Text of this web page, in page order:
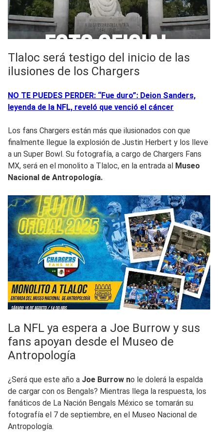
Tlaloc será testigo del inicio de las
ilusiones de los Chargers
NO TE PUEDES PERDER: “Fue duro”: Deion Sanders,
leyenda de la NFL, reveló que venció el cáncer
Los fans Chargers están más que ilusionados con que
finalmente llegue la explosión de Justin Herbert y los lleve
a un Super Bowl. Su fotografía, a cargo de Chargers Fans
MX, será en el monolito a Tlaloc, en la entrada al Museo
Nacional de Antropología.
La NFL ya espera a Joe Burrow y sus
fans apoyan desde el Museo de
Antropología
¿Será que este año a Joe Burrow no le dolerá la espalda
de cargar con os Bengals? Mientras llega la respuesta, los
fanáticos de La Nación Bengals México se tomarán su
fotografía el 7 de septiembre, en el Museo Nacional de
Antropología.